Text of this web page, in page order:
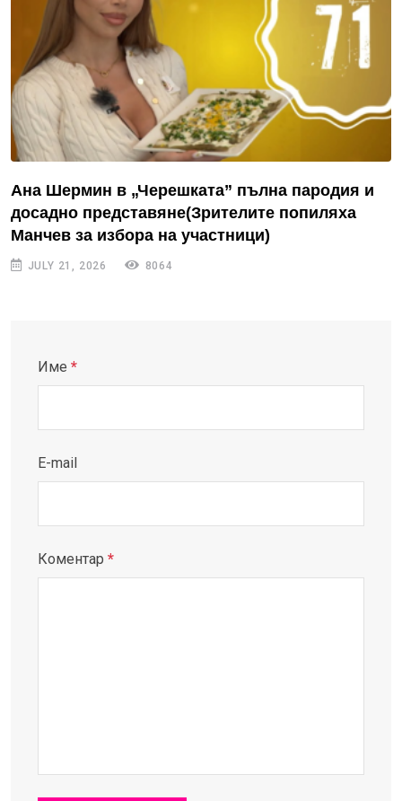
Ана Шермин в „Черешката” пълна пародия и
досадно представяне(Зрителите попиляха
Манчев за избора на участници)
JULY 21, 2026 8064
Име *
E-mail
Коментар *